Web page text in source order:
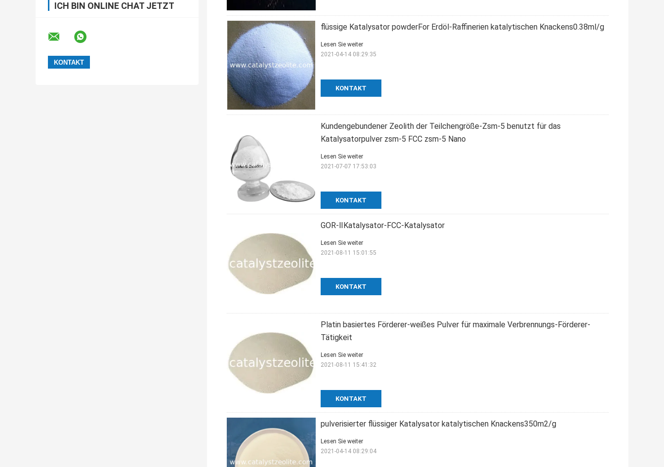
ICH BIN ONLINE CHAT JETZT
flüssige Katalysator powderFor Erdöl-Raffinerien katalytischen Knackens0.38ml/g
KONTAKT
Lesen Sie weiter
2021-04-14 08:29:35
Kundengebundener Zeolith der Teilchengröße-Zsm-5 benutzt für das
Katalysatorpulver zsm-5 FCC zsm-5 Nano
KONTAKT
Lesen Sie weiter
2021-07-07 17:53:03
GOR-ⅡKatalysator-FCC-Katalysator
KONTAKT
Lesen Sie weiter
2021-08-11 15:01:55
Platin basiertes Förderer-weißes Pulver für maximale Verbrennungs-Förderer-
Tätigkeit
KONTAKT
Lesen Sie weiter
2021-08-11 15:41:32
pulverisierter flüssiger Katalysator katalytischen Knackens350m2/g
Lesen Sie weiter
2021-04-14 08:29:04